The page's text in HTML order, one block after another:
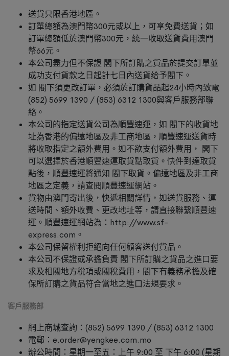
送貨只限香港地區。
訂單總額為澳門幣300元或以上，可享免費送貨；如
訂單總額低於澳門幣300元，統一收取送貨費用澳門
幣66元。
本公司盡力但不保證 閣下所訂購之貨品於提交訂單並
成功支付貨款之日起計七日內送貨给予閣下。
如 閣下須更改訂單，必須於訂購貨品起24小時內致電
(852) 5699 1390 / (853) 6312 1300與客戶服務部聯
絡。
本公司的指定送貨公司為順豐速運，如 閣下的收貨地
址為香港的偏遠地區及非工商地區，順豐速運送貨時
將收取指定之額外費用。如不欲支付額外費用， 閣下
可以選擇於香港順豐速運取貨點取貨。快件到達取貨
點後，順豐速運將通知 閣下取貨。偏遠地區及非工商
地區之定義，請查閱順豐速運網站。
貨物由澳門寄出後，快遞相關詳情，如送貨服務、運
送時間、額外收費、更改地址等，請直接聯繫順豐速
運。順豐速運網站為：http://www.sf-
express.com。
本公司保留權利拒絕向任何顧客送付貨品。
本公司不保證或承擔負責 閣下所訂購之貨品之進口要
求及相關地方稅項或關稅費用，閣下有義務承擔及確
保所訂購之貨品符合當地之進口法規要求。
客戶服務部
網上商城查詢：(852) 5699 1390 / (853) 6312 1300
電郵：e.order@yengkee.com.mo
辦公時間：星期一至五：上午 9:00 至 下午 6:00 (星期